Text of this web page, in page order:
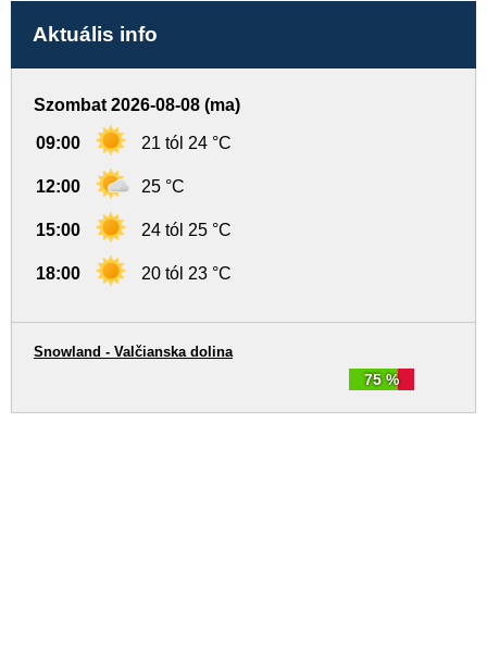
Aktuális info
Szombat 2026-08-08 (ma)
09:00 21 tól 24 °C
12:00 25 °C
15:00 24 tól 25 °C
18:00 20 tól 23 °C
75 %
Snowland - Valčianska dolina